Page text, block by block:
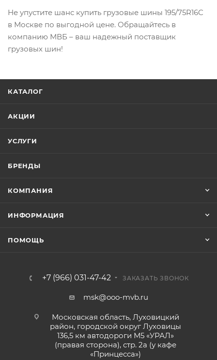
Не упустите шанс купить грузовые шины 195/75R16C
в Москве по выгодной цене. Обращайтесь в
компанию МВБ – ваш надежный поставщик
грузовых шин!
КАТАЛОГ
АКЦИИ
УСЛУГИ
БРЕНДЫ
КОМПАНИЯ
ИНФОРМАЦИЯ
ПОМОЩЬ
+7 (966) 031-47-42 ЗАКАЗАТЬ ЗВОНОК
msk@ooo-mvb.ru
Московская область, Луховицкий
район, городской округ Луховицы
136,5 км автодороги М5 «УРАЛ»
(правая сторона), стр. 2а (у кафе
«‎Принцесса»)